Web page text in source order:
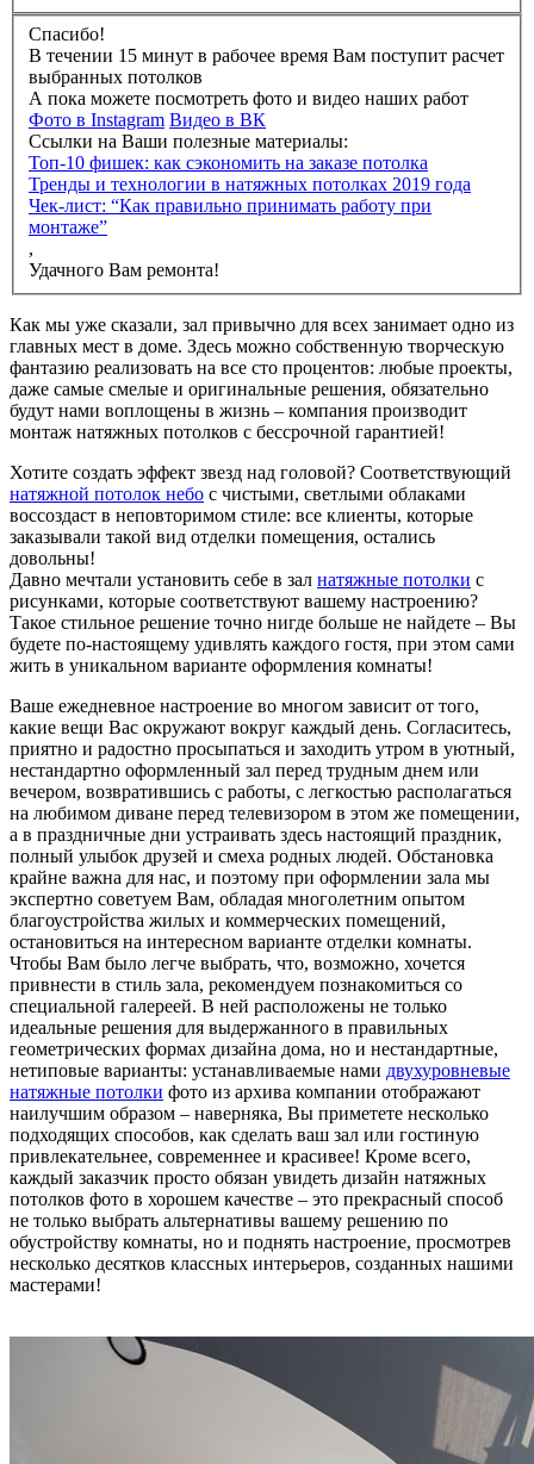
Спасибо!
В течении 15 минут в рабочее время Вам поступит расчет
выбранных потолков
А пока можете посмотреть фото и видео наших работ
Фото в Instagram Видео в ВК
Ссылки на Ваши полезные материалы:
Топ-10 фишек: как сэкономить на заказе потолка
Тренды и технологии в натяжных потолках 2019 года
Чек-лист: “Как правильно принимать работу при
монтаже”
,
Удачного Вам ремонта!
Как мы уже сказали, зал привычно для всех занимает одно из
главных мест в доме. Здесь можно собственную творческую
фантазию реализовать на все сто процентов: любые проекты,
даже самые смелые и оригинальные решения, обязательно
будут нами воплощены в жизнь – компания производит
монтаж натяжных потолков с бессрочной гарантией!
Хотите создать эффект звезд над головой? Соответствующий
натяжной потолок небо с чистыми, светлыми облаками
воссоздаст в неповторимом стиле: все клиенты, которые
заказывали такой вид отделки помещения, остались
довольны!
Давно мечтали установить себе в зал натяжные потолки с
рисунками, которые соответствуют вашему настроению?
Такое стильное решение точно нигде больше не найдете – Вы
будете по-настоящему удивлять каждого гостя, при этом сами
жить в уникальном варианте оформления комнаты!
Ваше ежедневное настроение во многом зависит от того,
какие вещи Вас окружают вокруг каждый день. Согласитесь,
приятно и радостно просыпаться и заходить утром в уютный,
нестандартно оформленный зал перед трудным днем или
вечером, возвратившись с работы, с легкостью располагаться
на любимом диване перед телевизором в этом же помещении,
а в праздничные дни устраивать здесь настоящий праздник,
полный улыбок друзей и смеха родных людей. Обстановка
крайне важна для нас, и поэтому при оформлении зала мы
экспертно советуем Вам, обладая многолетним опытом
благоустройства жилых и коммерческих помещений,
остановиться на интересном варианте отделки комнаты.
Чтобы Вам было легче выбрать, что, возможно, хочется
привнести в стиль зала, рекомендуем познакомиться со
специальной галереей. В ней расположены не только
идеальные решения для выдержанного в правильных
геометрических формах дизайна дома, но и нестандартные,
нетиповые варианты: устанавливаемые нами двухуровневые
натяжные потолки фото из архива компании отображают
наилучшим образом – наверняка, Вы приметете несколько
подходящих способов, как сделать ваш зал или гостиную
привлекательнее, современнее и красивее! Кроме всего,
каждый заказчик просто обязан увидеть дизайн натяжных
потолков фото в хорошем качестве – это прекрасный способ
не только выбрать альтернативы вашему решению по
обустройству комнаты, но и поднять настроение, просмотрев
несколько десятков классных интерьеров, созданных нашими
мастерами!